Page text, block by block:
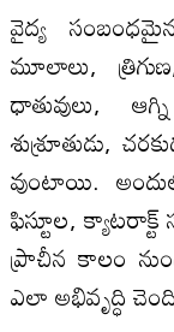
వైద్య
మూలాలు,
ధాతువులు,
శుశ్రూతుడు,
వుంటాయి.
ఫిస్టూల,
ప్రాచీన కాలం
ఎలా అభివృద్ధి